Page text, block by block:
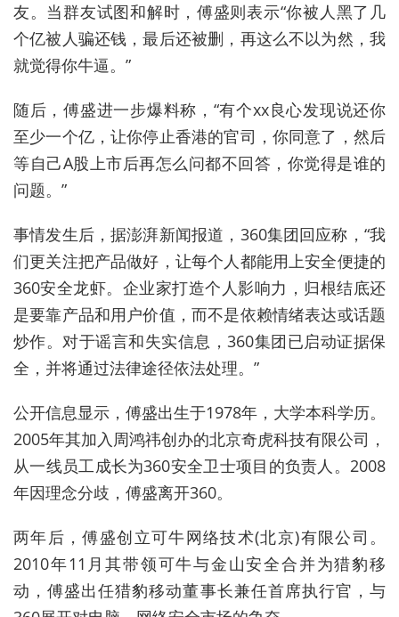
友。当群友试图和解时，傅盛则表示“你被人黑了几
个亿被人骗还钱，最后还被删，再这么不以为然，我
就觉得你牛逼。”
随后，傅盛进一步爆料称，“有个xx良心发现说还你
至少一个亿，让你停止香港的官司，你同意了，然后
等自己A股上市后再怎么问都不回答，你觉得是谁的
问题。”
事情发生后，据澎湃新闻报道， 360集团回应称，“我
们更关注把产品做好，让每个人都能用上安全便捷的
360安全龙虾。企业家打造个人影响力，归根结底还
是要靠产品和用户价值，而不是依赖情绪表达或话题
炒作。对于谣言和失实信息，360集团已启动证据保
全，并将通过法律途径依法处理。”
公开信息显示，傅盛出生于1978年，大学本科学历。
2005年其加入周鸿祎创办的北京奇虎科技有限公司，
从一线员工成长为360安全卫士项目的负责人。2008
年因理念分歧，傅盛离开360。
两年后，傅盛创立可牛网络技术(北京)有限公司。
2010年11月其带领可牛与金山安全合并为猎豹移
动，傅盛出任猎豹移动董事长兼任首席执行官，与